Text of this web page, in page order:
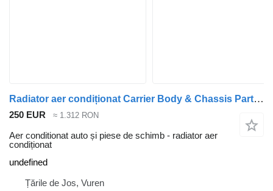
Radiator aer condiționat Carrier Body & Chassis Parts Condensor undefined pentru camion
250 EUR ≈ 1.312 RON
Aer conditionat auto și piese de schimb - radiator aer
condiționat
undefined
Țările de Jos, Vuren